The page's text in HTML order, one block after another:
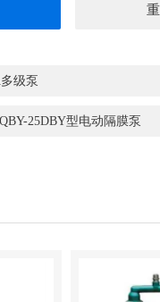
级泵
25DBY型电动隔膜泵